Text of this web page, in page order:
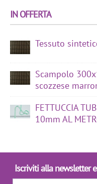
IN OFFERTA
Tessuto
Scampolo
scozzese
FETTUCCIA
10mm AL
Iscriviti alla newsletter